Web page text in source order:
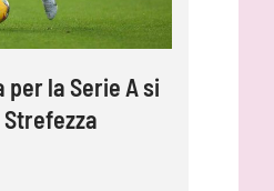
per la Serie A si